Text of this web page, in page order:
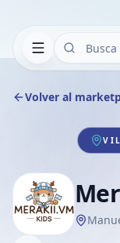
Volver al